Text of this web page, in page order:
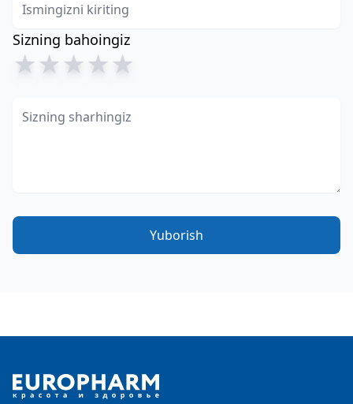
Sizning bahoingiz
★★★★★
Yuborish